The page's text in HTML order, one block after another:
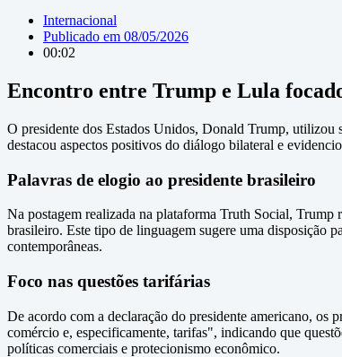
Internacional
Publicado em 08/05/2026
00:02
Encontro entre Trump e Lula
O presidente dos Estados Unidos, Donald Trump, utilizou
destacou aspectos positivos do diálogo bilateral e
Palavras de elogio ao presidente brasileiro
Na postagem realizada na plataforma Truth Social, Trump
brasileiro. Este tipo de linguagem sugere uma disposição
contemporâneas.
Foco nas questões tarifárias
De acordo com a declaração do presidente americano, os
comércio e, especificamente, tarifas", indicando que
políticas comerciais e protecionismo econômico.